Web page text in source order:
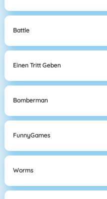
Battle
Einen Tritt Geben
Bomberman
FunnyGames
Worms